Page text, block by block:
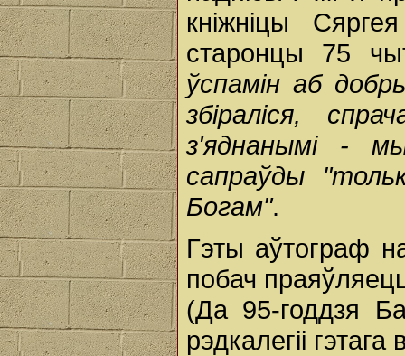
кніжніцы
старонцы 75
ўспамін аб
збіраліся,
з'яднанымі -
сапраўды
Богам".
Гэты аўтограф
побач
(Да 95-годдзя
рэдкалегіі